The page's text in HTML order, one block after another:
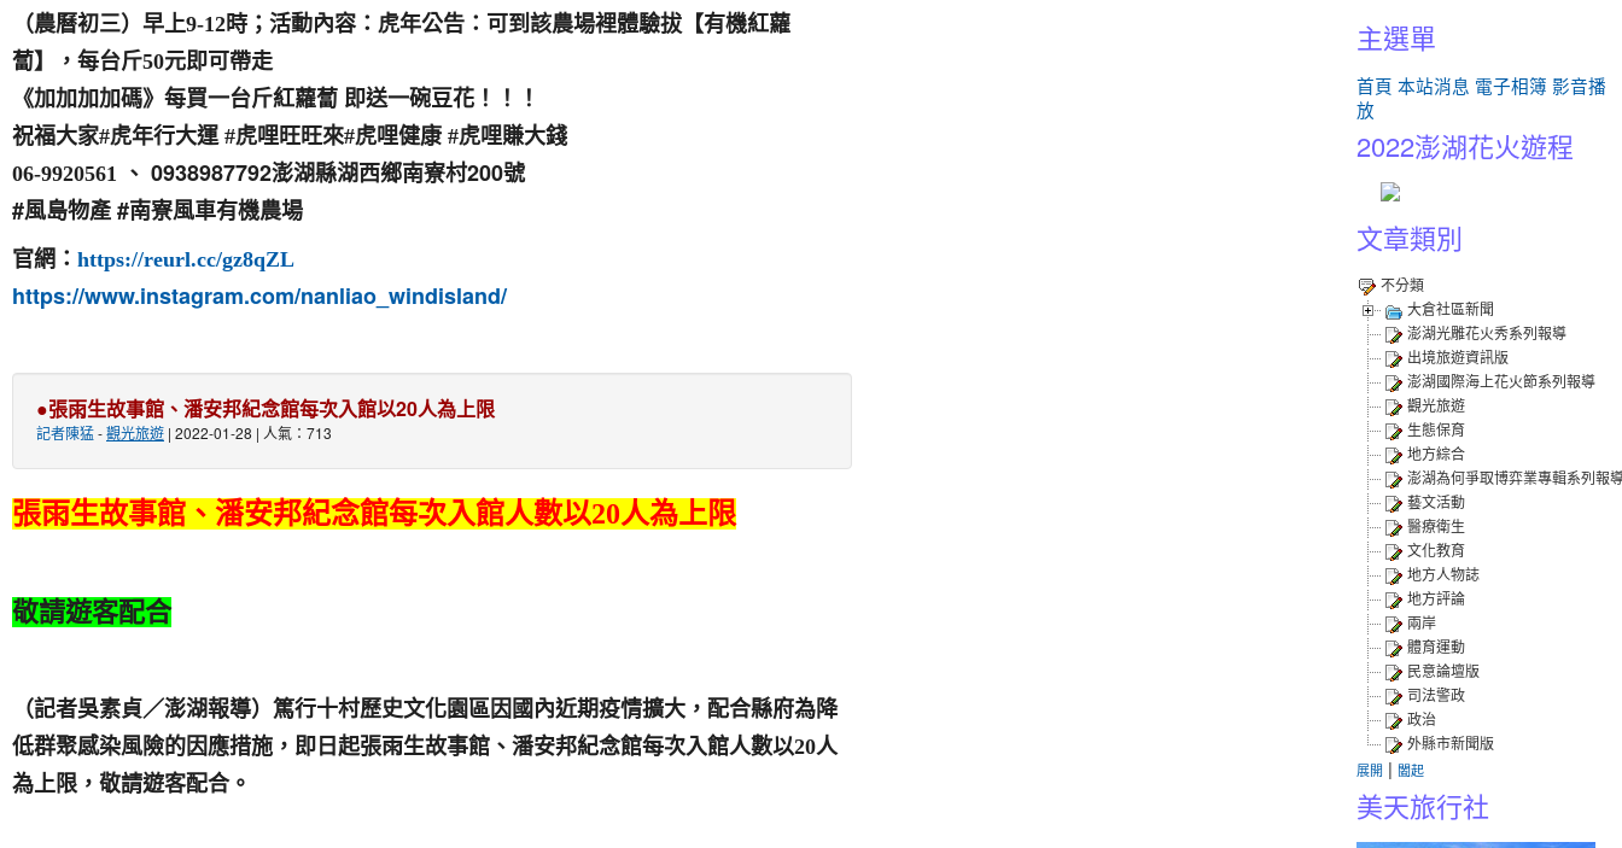
（農曆初三）早上9-12時；活動內容：虎年公告：可到該農場裡體驗拔【有機紅蘿
蔔】，每台斤50元即可帶走
《加加加加碼》每買一台斤紅蘿蔔 即送一碗豆花！！！
祝福大家#虎年行大運 #虎哩旺旺來#虎哩健康 #虎哩賺大錢
06-9920561 、 0938987792澎湖縣湖西鄉南寮村200號
#風島物產 #南寮風車有機農場
官網： https://reurl.cc/gz8qZL
https://www.instagram.com/nanliao_windisland/
●張雨生故事館、潘安邦紀念館每次入館以20人為上限
記者陳猛-觀光旅遊 | 2022-01-28 | 人氣：713
張雨生故事館、潘安邦紀念館每次入館人數以20人為上限
敬請遊客配合
（記者吳素貞／澎湖報導）篤行十村歷史文化園區因國內近期疫情擴大，配合縣府為降
低群聚感染風險的因應措施，即日起張雨生故事館、潘安邦紀念館每次入館人數以20人
為上限，敬請遊客配合。
主選單
首頁 本站消息 電子相簿 影音播
放
2022澎湖花火遊程
文章類別
不分類
大倉社區新聞
澎湖光雕花火秀系列報導
出境旅遊資訊版
澎湖國際海上花火節系列報導
觀光旅遊
生態保育
地方綜合
澎湖為何爭取博弈業專輯系列報
藝文活動
醫療衛生
文化教育
地方人物誌
地方評論
兩岸
體育運動
民意論壇版
司法警政
政治
外縣市新聞版
展開 | 闔起
美天旅行社